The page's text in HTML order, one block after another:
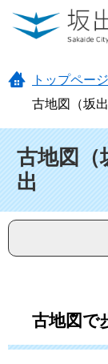
ページの先頭です。
メニューを飛ばし
トップページ
古地図（坂
古地図（
出
古地図で